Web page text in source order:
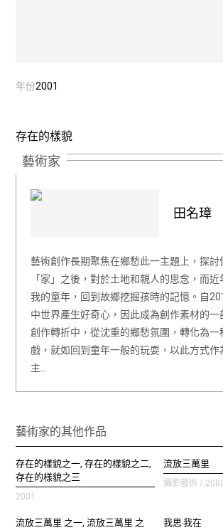
年份2001
存在的樣貌
藝術家
田名璋
藝術創作長期聚焦在鄉愁此一主題上，探討
「家」之後，對於土地和親人的思念，而近
我的童年，回到故鄉挖掘孩時的記憶。自
中世界產生好奇心，因此成為創作素材的一
創作轉折中，從沈重的鄉愁氛圍，轉化為一
戲，就如回到童年一般的玩耍，以此方式作
主…
藝術家的其他作品
存在的樣貌之一, 存在的樣貌之二,
存在的樣貌之三
2001
流放三萬里
攝影藝術 /
流放三萬里 之一, 流放三萬里 之
我思‧我在